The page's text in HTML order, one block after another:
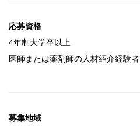
応募資格
4年制大学卒以上
医師または薬剤師の人材紹介経験者
募集地域